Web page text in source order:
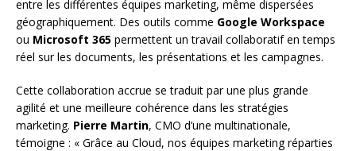
entre les différentes équipes marketing, même dispersées
géographiquement. Des outils comme Google Workspace
ou Microsoft 365 permettent un travail collaboratif en temps
réel sur les documents, les présentations et les campagnes.
Cette collaboration accrue se traduit par une plus grande
agilité et une meilleure cohérence dans les stratégies
marketing. Pierre Martin, CMO d’une multinationale,
témoigne : « Grâce au Cloud, nos équipes marketing réparties